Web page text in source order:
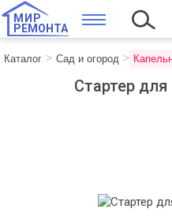
МИР
РЕМОНТА
Каталог Сад и огород
Стартер